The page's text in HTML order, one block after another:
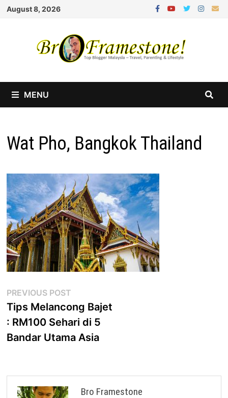
Skip
August 8, 2026
MENU
Wat Pho, Bangkok Thailand
Post
navigation
PREVIOUS POST
post:
Tips Melancong Bajet
: RM100 Sehari di 5
Bandar Utama Asia
Bro Framestone